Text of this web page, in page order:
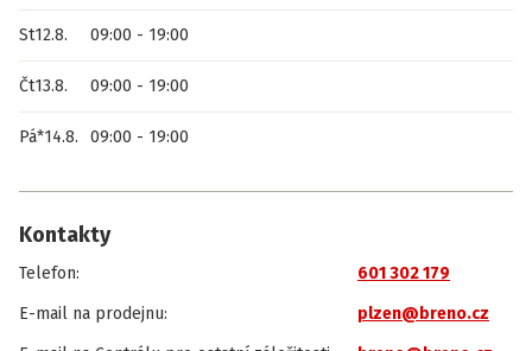
St12.8. 09:00 - 19:00
Čt13.8. 09:00 - 19:00
Pá*14.8. 09:00 - 19:00
Kontakty
Telefon:
601 302 179
E-mail na prodejnu:
plzen@breno.cz